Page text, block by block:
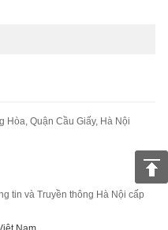
Hòa, Quận Cầu Giấy, Hà Nội
tin và Truyền thông Hà Nội cấp